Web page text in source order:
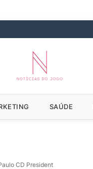
SAÚDE
CD President